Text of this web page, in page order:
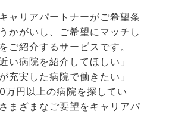
ャリアパートナーがご希望条
かがいし、ご希望にマッチし
ご紹介するサービスです。
い病院を紹介してほしい」
充実した病院で働きたい」
万円以上の病院を探してい
まざまなご要望をキャリアパ